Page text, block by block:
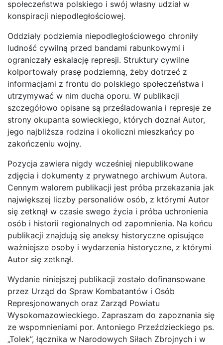
społeczeństwa polskiego i swój własny udział w
konspiracji niepodległościowej.
Oddziały podziemia niepodległościowego chroniły
ludność cywilną przed bandami rabunkowymi i
ograniczały eskalację represji. Struktury cywilne
kolportowały prasę podziemną, żeby dotrzeć z
informacjami z frontu do polskiego społeczeństwa i
utrzymywać w nim ducha oporu. W publikacji
szczegółowo opisane są prześladowania i represje ze
strony okupanta sowieckiego, których doznał Autor,
jego najbliższa rodzina i okoliczni mieszkańcy po
zakończeniu wojny.
Pozycja zawiera nigdy wcześniej niepublikowane
zdjęcia i dokumenty z prywatnego archiwum Autora.
Cennym walorem publikacji jest próba przekazania jak
największej liczby personaliów osób, z którymi Autor
się zetknął w czasie swego życia i próba uchronienia
osób i historii regionalnych od zapomnienia. Na końcu
publikacji znajdują się aneksy historyczne opisujące
ważniejsze osoby i wydarzenia historyczne, z którymi
Autor się zetknął.
Wydanie niniejszej publikacji zostało dofinansowane
przez Urząd do Spraw Kombatantów i Osób
Represjonowanych oraz Zarząd Powiatu
Wysokomazowieckiego. Zapraszam do zapoznania się
ze wspomnieniami por. Antoniego Przeździeckiego ps.
„Tolek”, łącznika w Narodowych Siłach Zbrojnych i w